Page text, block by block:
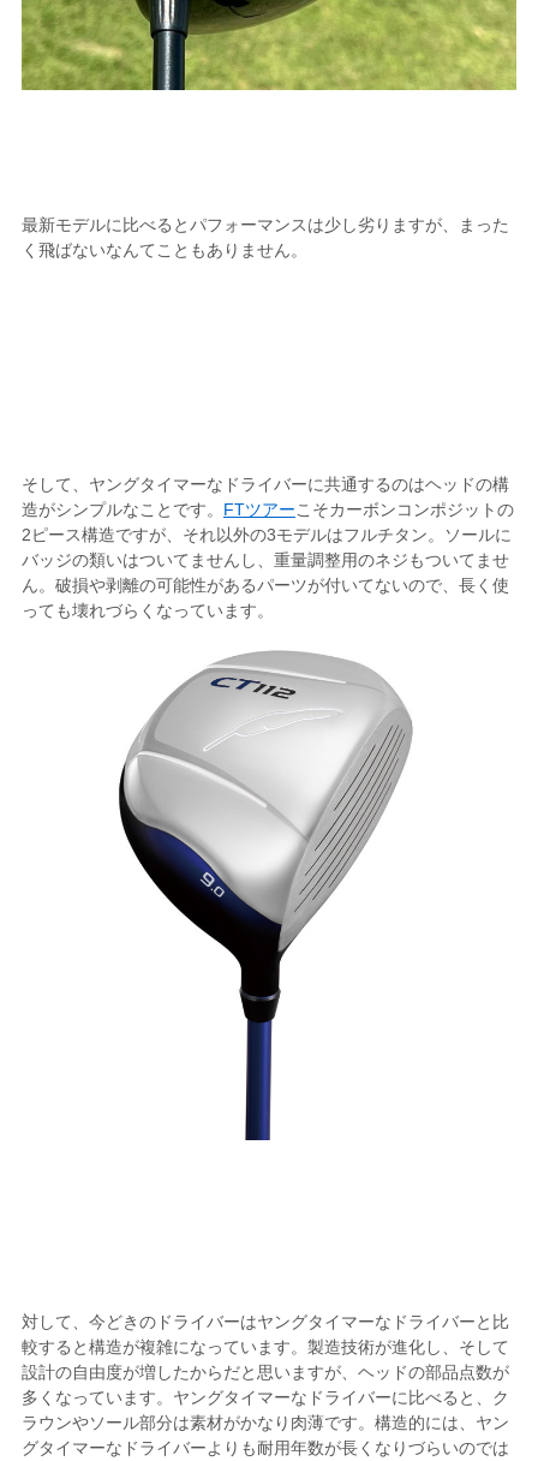
最新モデルに比べるとパフォーマンスは少し劣りますが、まった
く飛ばないなんてこともありません。
そして、ヤングタイマーなドライバーに共通するのはヘッドの構
造がシンプルなことです。 FTツアーこそカーボンコンポジットの
2ピース構造ですが、それ以外の3モデルはフルチタン。ソールに
バッジの類いはついてませんし、重量調整用のネジもついてませ
ん。破損や剥離の可能性があるパーツが付いてないので、長く使
っても壊れづらくなっています。
対して、今どきのドライバーはヤングタイマーなドライバーと比
較すると構造が複雑になっています。製造技術が進化し、そして
設計の自由度が増したからだと思いますが、ヘッドの部品点数が
多くなっています。ヤングタイマーなドライバーに比べると、ク
ラウンやソール部分は素材がかなり肉薄です。構造的には、ヤン
グタイマーなドライバーよりも耐用年数が長くなりづらいのでは